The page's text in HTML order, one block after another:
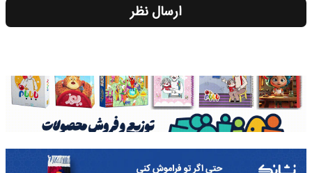
ارسال نظر